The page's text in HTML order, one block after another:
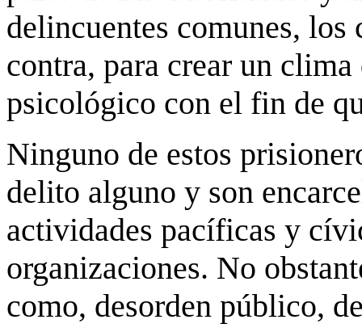
delincuentes comunes,
contra, para crear un
psicológico con el fin de
Ninguno de estos
delito alguno y son
actividades pacíficas y
organizaciones. No
como, desorden público,